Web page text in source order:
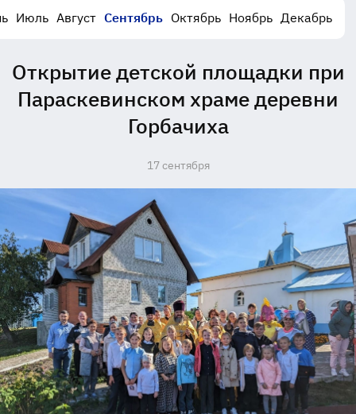
деревни
Июль Август Сентябрь Октябрь Ноябрь Декабрь
Открытие детской площадки при
Параскевинском храме деревни
Горбачиха
17 сентября